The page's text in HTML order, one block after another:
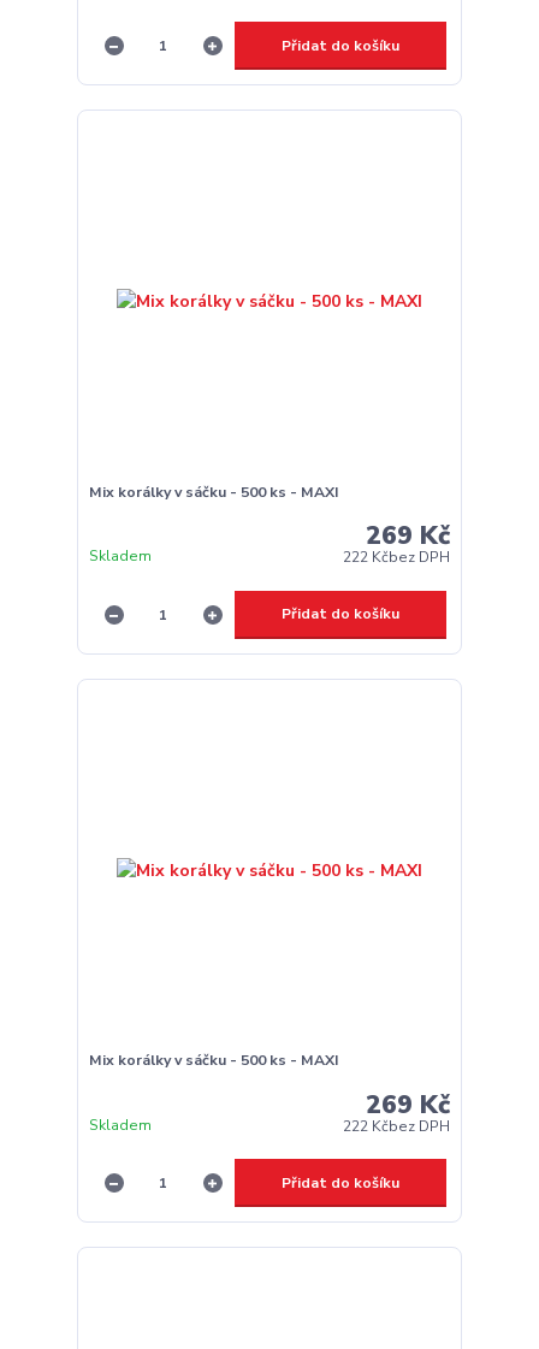
Přidat do košíku
Mix korálky v sáčku - 500 ks - MAXI
269 Kč
222 Kčbez DPH
Skladem
Přidat do košíku
Mix korálky v sáčku - 500 ks - MAXI
269 Kč
222 Kčbez DPH
Skladem
Přidat do košíku